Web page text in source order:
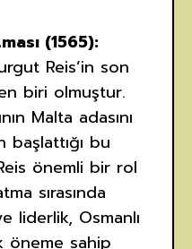
(1565):
Reis’in son
biri olmuştur.
Malta adasını
bu
önemli bir rol
sırasında
liderlik, Osmanlı
öneme sahip